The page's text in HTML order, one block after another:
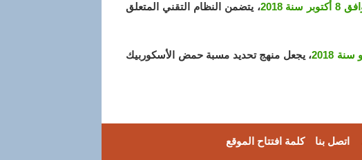
، يتضمن النظام التقني المتعلق
، يجعل منهج تحديد مسبة حمض الأسكوربيك
اتصل بنا كلمة افتتاح الموقع